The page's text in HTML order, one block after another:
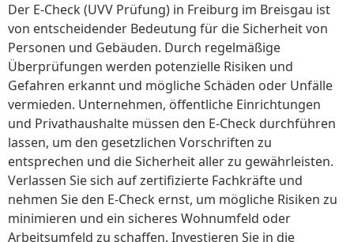
Der E-Check (UVV Prüfung) in Freiburg im Breisgau ist
von entscheidender Bedeutung für die Sicherheit von
Personen und Gebäuden. Durch regelmäßige
Überprüfungen werden potenzielle Risiken und
Gefahren erkannt und mögliche Schäden oder Unfälle
vermieden. Unternehmen, öffentliche Einrichtungen
und Privathaushalte müssen den E-Check durchführen
lassen, um den gesetzlichen Vorschriften zu
entsprechen und die Sicherheit aller zu gewährleisten.
Verlassen Sie sich auf zertifizierte Fachkräfte und
nehmen Sie den E-Check ernst, um mögliche Risiken zu
minimieren und ein sicheres Wohnumfeld oder
Arbeitsumfeld zu schaffen. Investieren Sie in die